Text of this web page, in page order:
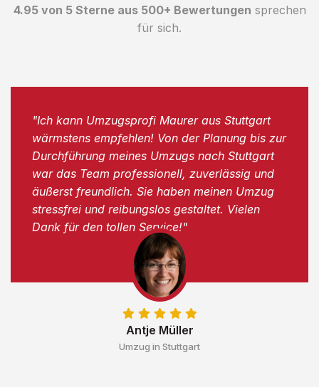
4.95 von 5 Sterne aus 500+ Bewertungen sprechen
für sich.
Antje Müller
Umzug in Stuttgart
"Ich kann Umzugsprofi Maurer aus Stuttgart
wärmstens empfehlen! Von der Planung bis zur
Durchführung meines Umzugs nach Stuttgart
war das Team professionell, zuverlässig und
äußerst freundlich. Sie haben meinen Umzug
stressfrei und reibungslos gestaltet. Vielen
Dank für den tollen Service!"